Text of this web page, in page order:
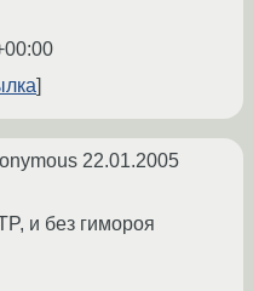
22.01.2005
и без гимороя